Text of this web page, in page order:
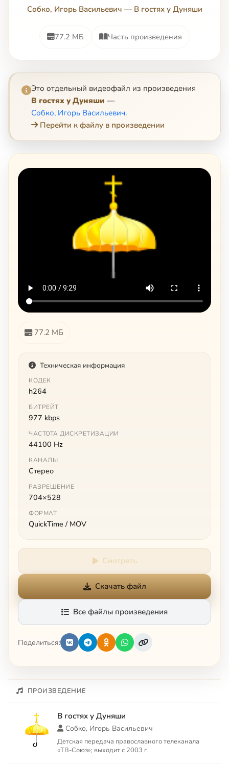
Собко, Игорь Васильевич — В гостях у Дуняши
77.2 МБ Часть произведения
Это отдельный видеофайл из произведения
В гостях у Дуняши —
Собко, Игорь Васильевич.
Перейти к файлу в произведении
77.2 МБ
Техническая информация
КОДЕК
h264
БИТРЕЙТ
977 kbps
ЧАСТОТА ДИСКРЕТИЗАЦИИ
44100 Hz
КАНАЛЫ
Стерео
РАЗРЕШЕНИЕ
704×528
ФОРМАТ
QuickTime / MOV
Смотреть
Скачать файл
Все файлы произведения
Поделиться:
ПРОИЗВЕДЕНИЕ
В гостях у Дуняши
Собко, Игорь Васильевич
Детская передача православного телеканала
«ТВ-Союз»; выходит с 2003 г.